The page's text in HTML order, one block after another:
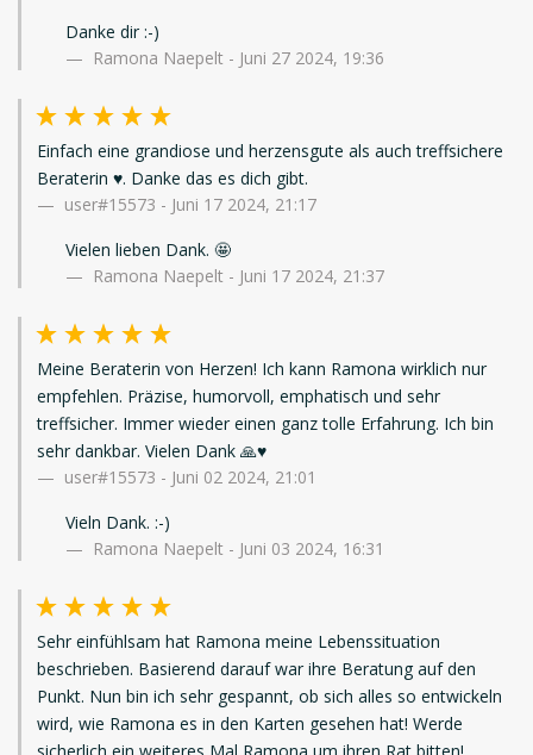
Danke dir :-)
Ramona Naepelt - Juni 27 2024, 19:36
Einfach eine grandiose und herzensgute als auch treffsichere
Beraterin ♥️. Danke das es dich gibt.
user#15573 - Juni 17 2024, 21:17
Vielen lieben Dank. 🤩
Ramona Naepelt - Juni 17 2024, 21:37
Meine Beraterin von Herzen! Ich kann Ramona wirklich nur
empfehlen. Präzise, humorvoll, emphatisch und sehr
treffsicher. Immer wieder einen ganz tolle Erfahrung. Ich bin
sehr dankbar. Vielen Dank 🙏♥️
user#15573 - Juni 02 2024, 21:01
Vieln Dank. :-)
Ramona Naepelt - Juni 03 2024, 16:31
Sehr einfühlsam hat Ramona meine Lebenssituation
beschrieben. Basierend darauf war ihre Beratung auf den
Punkt. Nun bin ich sehr gespannt, ob sich alles so entwickeln
wird, wie Ramona es in den Karten gesehen hat! Werde